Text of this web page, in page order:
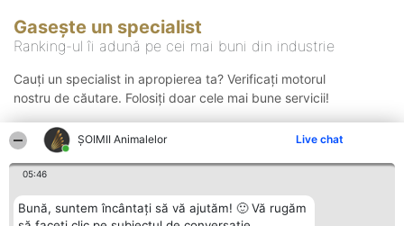
ŞOIMII Animalelor Live chat
05:46
Bună, suntem încântați să vă ajutăm! 🙂 Vă rugăm
Gasește un specialist
Ranking-ul îi adună pe cei mai buni din industrie
Cauți un specialist in apropierea ta? Verificați motorul
nostru de căutare. Folosiți doar cele mai bune servicii!